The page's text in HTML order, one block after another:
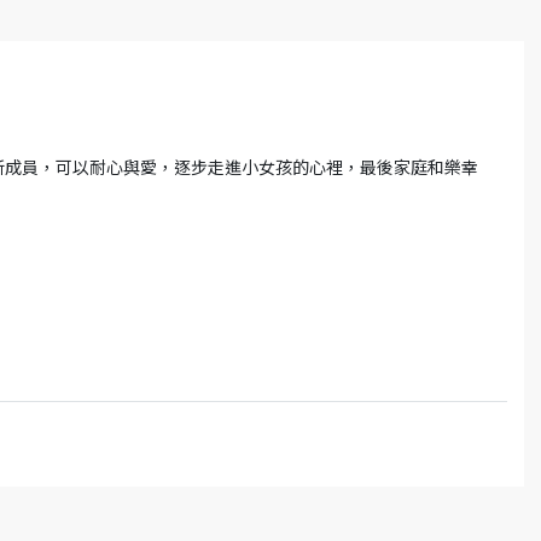
員，可以耐心與愛，逐步走進小女孩的心裡，最後家庭和樂幸